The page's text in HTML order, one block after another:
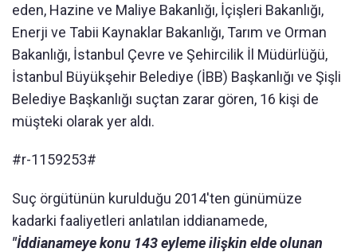
eden, Hazine ve Maliye Bakanlığı, İçişleri Bakanlığı,
Enerji ve Tabii Kaynaklar Bakanlığı, Tarım ve Orman
Bakanlığı, İstanbul Çevre ve Şehircilik İl Müdürlüğü,
İstanbul Büyükşehir Belediye (İBB) Başkanlığı ve Şişli
Belediye Başkanlığı suçtan zarar gören, 16 kişi de
müşteki olarak yer aldı.
#r-1159253#
Suç örgütünün kurulduğu 2014'ten günümüze
kadarki faaliyetleri anlatılan iddianamede,
"İddianameye konu 143 eyleme ilişkin elde olunan